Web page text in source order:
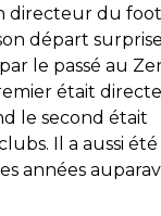
directeur du
départ
le passé au
était
le second était
Il a aussi été
années